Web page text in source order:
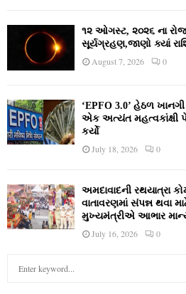
૧૨ ઓગસ્ટ, ૨૦૨૬ ના
સૂર્યગ્રહણ,જાણો ક્યાં
August 7, 2026 0
‘EPFO 3.0’ હેઠળ
એક અત્યંત મહત્વકાંક્ષી
કર્યો
July 18, 2026 0
અમદાવાદની રથયાત્રા
વાતાવરણમાં સંપન્ન થવા
મુખ્યમંત્રીએ આભાર
July 16, 2026 0